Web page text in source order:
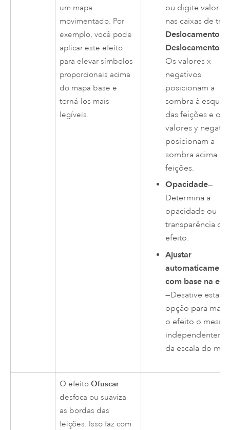
um mapa
movimentado. Por
exemplo, você pode
aplicar este efeito
para elevar símbolos
proporcionais acima
do mapa base e
torná-los mais
legíveis.
ou digite valores
nas caixas de
Deslocamento X
Deslocamento Y
Os valores x
negativos
posicionam a
sombra à
das feições e os
valores y
posicionam a
sombra acima
feições.
Opacidade—
Determina a
opacidade ou
transparência do
efeito.
Ajustar
com base na
—Desative esta
opção para
o efeito o
da escala do
O efeitoOfuscar
desfoca ou suaviza
as bordas das
feições. Isso faz com